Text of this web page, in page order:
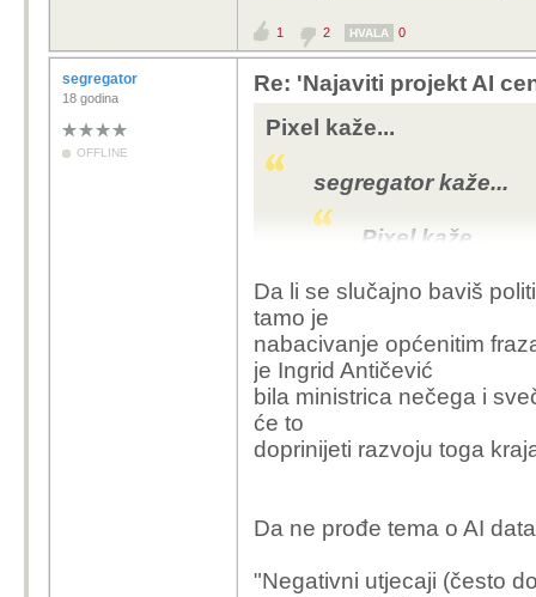
otvoriti
ulaganje u
Ali stavimo tih
projekt, sto mislis
napravi, na to
tebe:
1. "ogromno ulaganje
1 2 HVALA 0
segregator
18 godina
OFFLINE
Re: 'Najaviti projekt AI
Pixel kaže...
segregator kaže...
Pixel kaže...
segregator
Pixel
Da li se slučajno baviš
tamo je
nabacivanje općenitim
je Ingrid Antičević
bila ministrica nečega i
će to
doprinijeti razvoju toga
Da ne prođe tema o AI
"Negativni utjecaji (često